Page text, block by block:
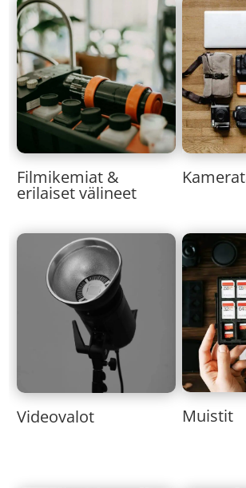
Filmikemiat &
erilaiset välineet
Videovalot Muistit